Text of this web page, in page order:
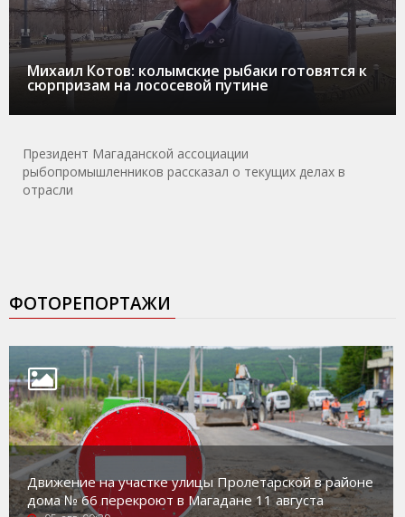
Михаил Котов: колымские рыбаки готовятся к
сюрпризам на лососевой путине
Президент Магаданской ассоциации
рыбопромышленников рассказал о текущих делах в
отрасли
ФОТОРЕПОРТАЖИ
Движение на участке улицы Пролетарской в районе
дома № 66 перекроют в Магадане 11 августа